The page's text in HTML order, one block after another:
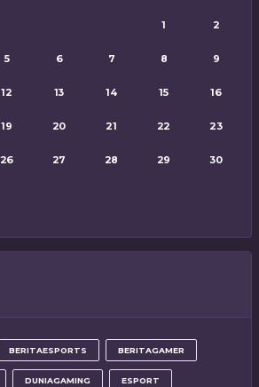
1 2
5 6 7 8 9
12 13 14 15 16
19 20 21 22 23
26 27 28 29 30
BERITAESPORTS BERITAGAMER
DUNIAGAMING ESPORT